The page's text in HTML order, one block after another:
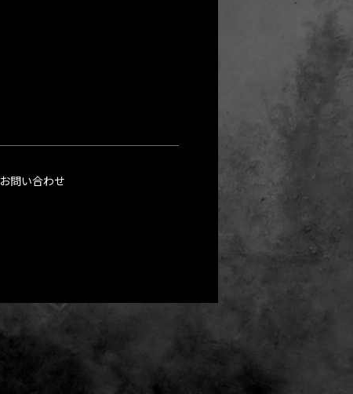
お問い合わせ